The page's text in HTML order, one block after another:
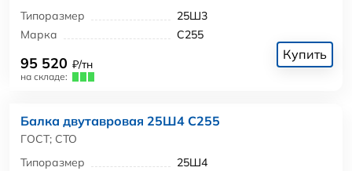
Типоразмер
25Ш3
Марка
С255
95 520 ₽/тн
на складе:
Купить
Балка двутавровая 25Ш4 С255
ГОСТ; СТО
Типоразмер
25Ш4